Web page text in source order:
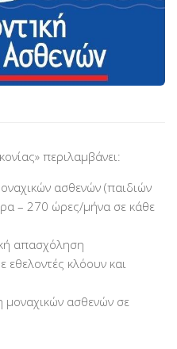
περιλαμβάνει:
ασθενών (παιδιών
– 270 ώρες/μήνα σε κάθε
απασχόληση
κλόουν και
μοναχικών ασθενών σε